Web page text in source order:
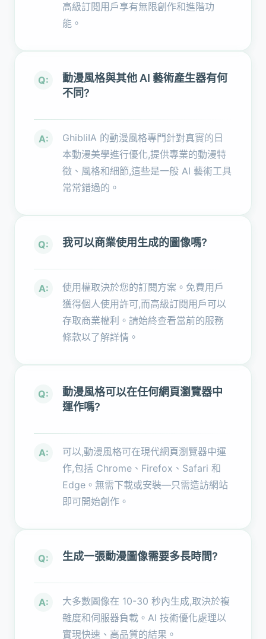
高級訂閱用戶享有無限創作和進階功
能。
Q:
動漫風格與其他 AI 藝術產生器有何
不同?
A:
GhibliIA 的動漫風格專門針對真實的日
本動漫美學進行優化,提供專業的動漫特
徵、風格和細節,這些是一般 AI 藝術工具
常常錯過的。
Q: 我可以商業使用生成的圖像嗎?
A:
使用權取決於您的訂閱方案。免費用戶
獲得個人使用許可,而高級訂閱用戶可以
存取商業權利。請始終查看當前的服務
條款以了解詳情。
Q:
動漫風格可以在任何網頁瀏覽器中
運作嗎?
A:
可以,動漫風格可在現代網頁瀏覽器中運
作,包括 Chrome、Firefox、Safari 和
Edge。無需下載或安裝—只需造訪網站
即可開始創作。
Q: 生成一張動漫圖像需要多長時間?
A:
大多數圖像在 10-30 秒內生成,取決於複
雜度和伺服器負載。AI 技術優化處理以
實現快速、高品質的結果。